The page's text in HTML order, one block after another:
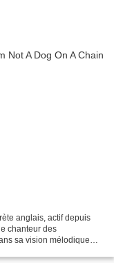
anglais, actif depuis
chanteur des
sa vision mélodique